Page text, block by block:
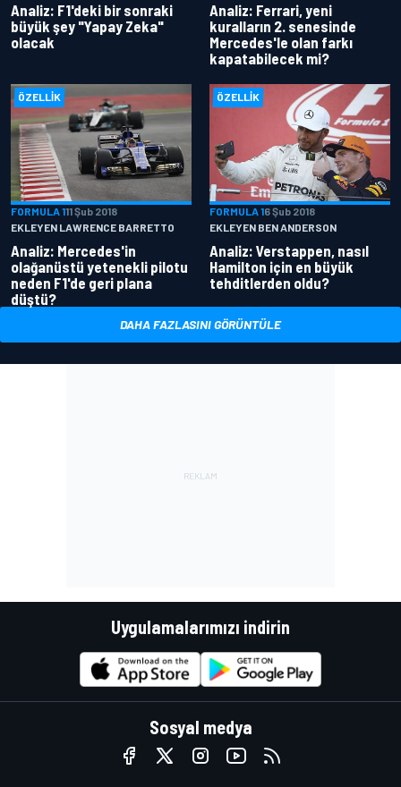
Analiz: F1'deki bir sonraki
büyük şey "Yapay Zeka"
olacak
Analiz: Ferrari, yeni
kuralların 2. senesinde
Mercedes'le olan farkı
kapatabilecek mi?
ÖZELLIK
FORMULA 111 Şub 2018
EKLEYEN LAWRENCE BARRETTO
Analiz: Mercedes'in
olağanüstü yetenekli pilotu
neden F1'de geri plana
düştü?
ÖZELLIK
FORMULA 16 Şub 2018
EKLEYEN BEN ANDERSON
Analiz: Verstappen, nasıl
Hamilton için en büyük
tehditlerden oldu?
DAHA FAZLASINI GÖRÜNTÜLE
Uygulamalarımızı indirin
Sosyal medya